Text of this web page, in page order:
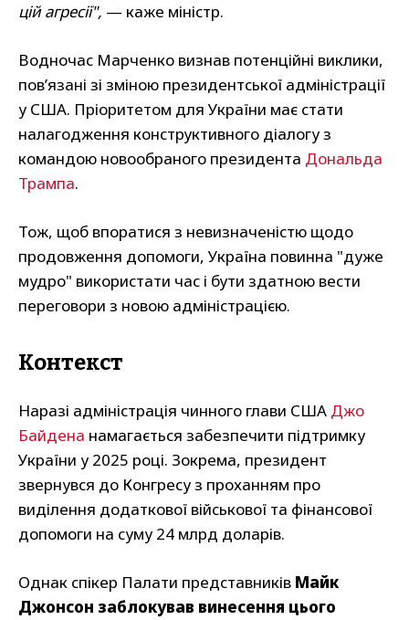
цій агресії", — каже міністр.
Водночас Марченко визнав потенційні виклики,
пов’язані зі зміною президентської адміністрації
у США. Пріоритетом для України має стати
налагодження конструктивного діалогу з
командою новообраного президента Дональда
Трампа.
Тож, щоб впоратися з невизначеністю щодо
продовження допомоги, Україна повинна "дуже
мудро" використати час і бути здатною вести
переговори з новою адміністрацією.
Контекст
Наразі адміністрація чинного глави США Джо
Байдена намагається забезпечити підтримку
України у 2025 році. Зокрема, президент
звернувся до Конгресу з проханням про
виділення додаткової військової та фінансової
допомоги на суму 24 млрд доларів.
Однак спікер Палати представників Майк
Джонсон заблокував винесення цього